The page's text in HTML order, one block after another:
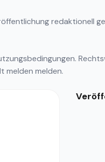
redaktionell
.
melden melden.